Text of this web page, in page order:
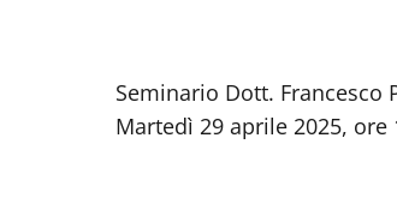
Seminario Dott.
Martedì 29 aprile 2025, ore